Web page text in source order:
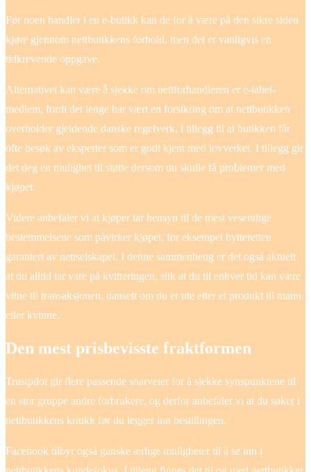
Før noen handler i en e-butikk kan de for å være på den sikre siden
kjøre gjennom nettbutikkens forhold, men det er vanligvis en
tidkrevende oppgave.
Alternativet kan være å sjekke om nettforhandleren er e-label-
medlem, fordi det lenge har vært en forsikring om at nettbutikken
overholder gjeldende danske regelverk, i tillegg til at butikken får
ofte besøk av eksperter som er godt kjent med lovverket. I tillegg gir
det deg en mulighet til støtte dersom du skulle få problemer med
kjøpet.
Videre anbefaler vi at kjøper tar hensyn til de mest vesentlige
bestemmelsene som påvirker kjøpet, for eksempel bytteretten
garantert av nettselskapet. I denne sammenheng er det også aktuelt
at du alltid tar vare på kvitteringen, slik at du til enhver tid kan være
vitne til transaksjonen, uansett om du er ute etter et produkt til mann
eller kvinne.
Den mest prisbevisste fraktformen
Trustpilot gir flere passende snarveier for å sjekke synspunktene til
en stor gruppe andre forbrukere, og derfor anbefaler vi at du søker i
nettbutikkens kritikk før du legger inn bestillingen.
Facebook tilbyr også ganske ærlige muligheter til å se inn i